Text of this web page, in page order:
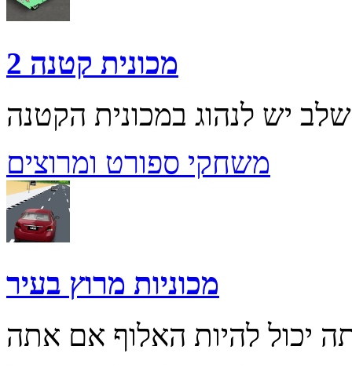
מכונית קטנה 2
משחקי ספורט ומרוצים
מכוניות מרוץ בעיר